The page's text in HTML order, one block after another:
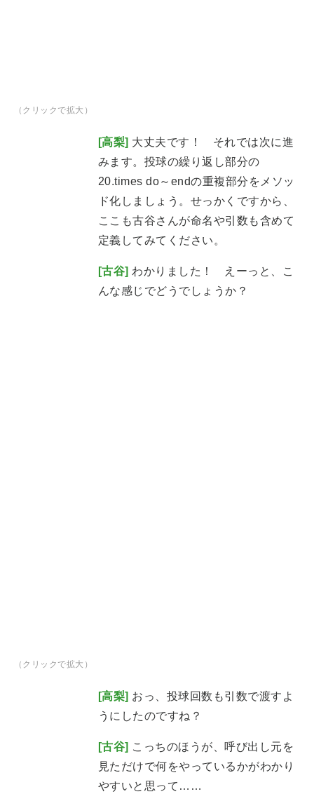
（クリックで拡大）
[高梨] 大丈夫です！ それでは次に進
みます。投球の繰り返し部分の
20.times do～endの重複部分をメソッ
ド化しましょう。せっかくですから、
ここも古谷さんが命名や引数も含めて
定義してみてください。
[古谷] わかりました！ えーっと、こ
んな感じでどうでしょうか？
（クリックで拡大）
[高梨] おっ、投球回数も引数で渡すよ
うにしたのですね？
[古谷] こっちのほうが、呼び出し元を
見ただけで何をやっているかがわかり
やすいと思って……